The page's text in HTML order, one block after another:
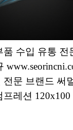
수입 유통 전
전문 브랜드 써
레션 120x100